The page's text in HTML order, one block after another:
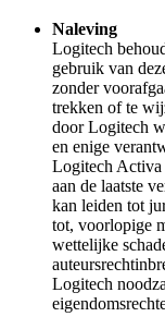
Naleving
Logitech
gebruik van
zonder
trekken of te
door Logitech
en enige
Logitech Activa
aan de laatste
kan leiden tot
tot, voorlopige
wettelijke
Logitech